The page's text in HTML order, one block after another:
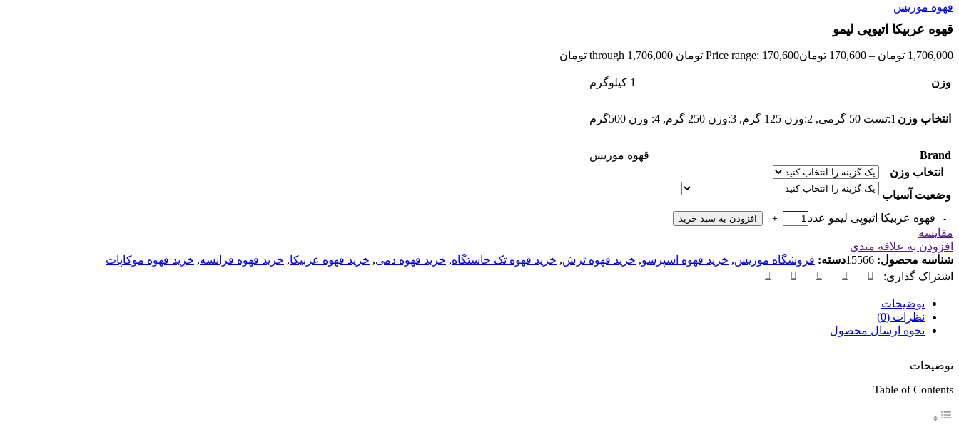
قهوه موریس
قهوه عربیکا اتیوپی لیمو
1,706,000 تومان –
170,600 تومانPrice range: 170,600 تومان through 1,706,000 تومان
وزن 1 کیلوگرم
انتخاب وزن 1:تست 50 گرمی , 2:وزن 125 گرم , 3:وزن 250 گرم , 4: وزن 500گرم
Brand
قهوه موریس
انتخاب وزن
وضعیت آسیاب
قهوه عربیکا اتیوپی لیمو عدد
افزودن به سبد خرید
مقایسه
افزودن به علاقه مندی
شناسه محصول: 15566دسته: فروشگاه موریس, خرید قهوه اسپرسو, خرید قهوه ترش, خرید قهوه تک خاستگاه, خرید قهوه دمی, خرید قهوه عربیکا, خرید قهوه فرانسه, خرید قهوه موکاپات
اشتراک گذاری:
توضیحات
نظرات (0)
نحوه ارسال محصول
توضیحات
Table of Contents